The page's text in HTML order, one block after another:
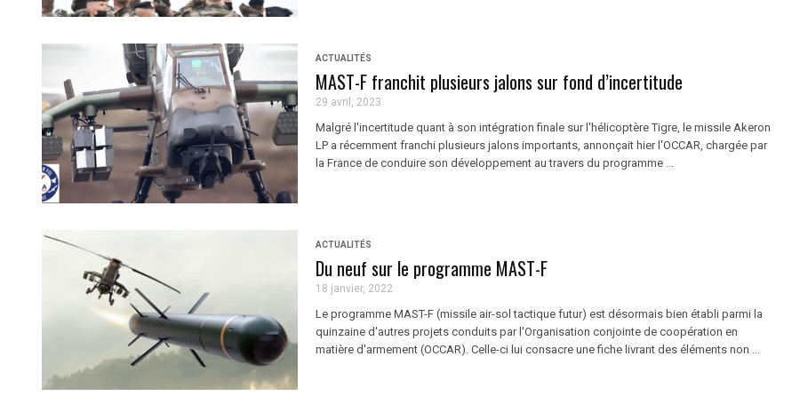
ACTUALITÉS
MAST-F franchit plusieurs jalons sur fond d’incertitude
29 avril, 2023
Malgré l'incertitude quant à son intégration finale sur l'hélicoptère Tigre, le missile Akeron
LP a récemment franchi plusieurs jalons importants, annonçait hier l'OCCAR, chargée par
la France de conduire son développement au travers du programme ...
ACTUALITÉS
Du neuf sur le programme MAST-F
18 janvier, 2022
Le programme MAST-F (missile air-sol tactique futur) est désormais bien établi parmi la
quinzaine d'autres projets conduits par l'Organisation conjointe de coopération en
matière d'armement (OCCAR). Celle-ci lui consacre une fiche livrant des éléments non ...